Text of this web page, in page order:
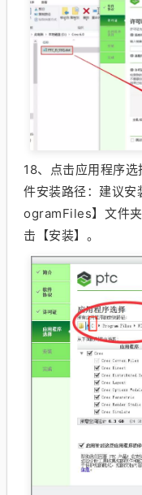
18、
点击应用程序
件安装路径：建议
ogramFiles】文件
击【安装】。